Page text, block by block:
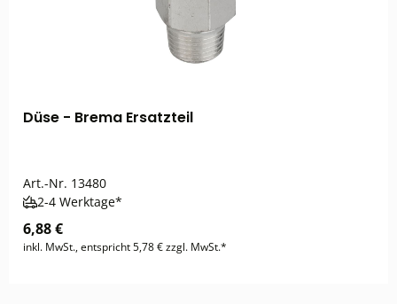
Düse - Brema Ersatzteil
Art.-Nr. 13480
2-4 Werktage*
6,88 €
inkl. MwSt., entspricht 5,78 € zzgl. MwSt.*